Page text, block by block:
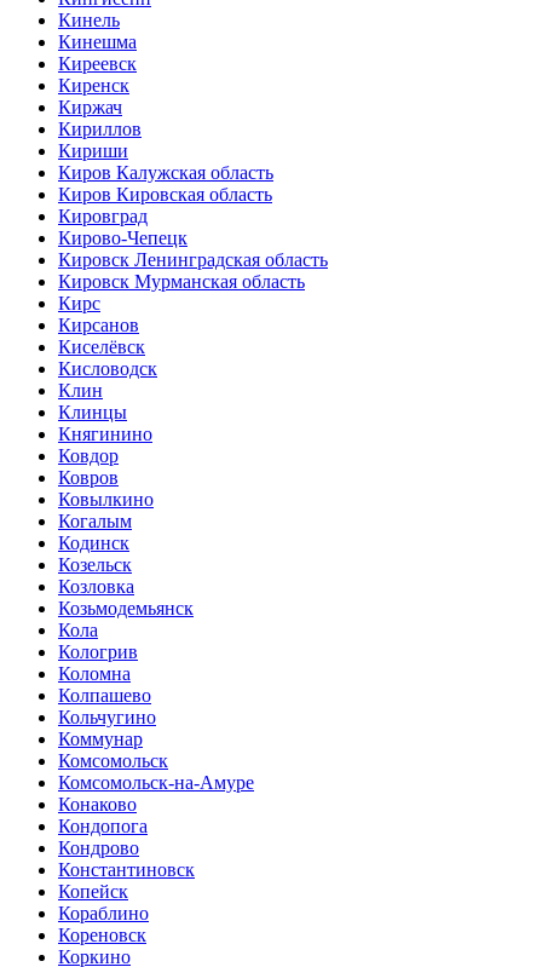
Кинель
Кинешма
Киреевск
Киренск
Киржач
Кириллов
Кириши
Киров Калужская область
Киров Кировская область
Кировград
Кирово-Чепецк
Кировск Ленинградская область
Кировск Мурманская область
Кирс
Кирсанов
Киселёвск
Кисловодск
Клин
Клинцы
Княгинино
Ковдор
Ковров
Ковылкино
Когалым
Кодинск
Козельск
Козловка
Козьмодемьянск
Кола
Кологрив
Коломна
Колпашево
Кольчугино
Коммунар
Комсомольск
Комсомольск-на-Амуре
Конаково
Кондопога
Кондрово
Константиновск
Копейск
Кораблино
Кореновск
Коркино